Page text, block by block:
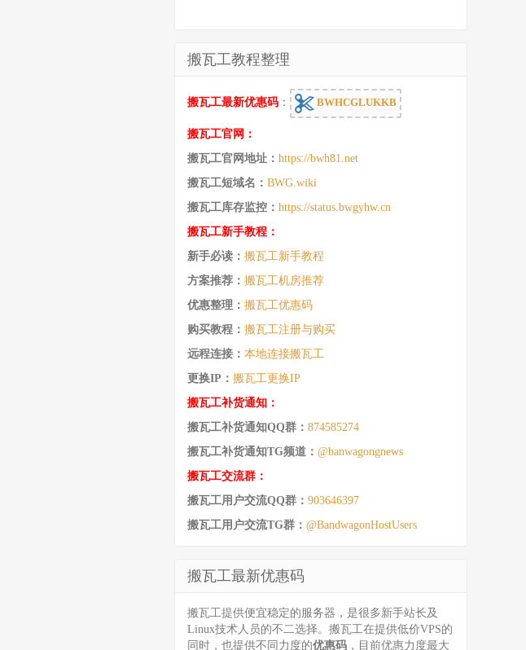
搬瓦工教程整理
搬瓦工最新优惠码 ： BWHCGLUKKB
搬瓦工官网：
搬瓦工官网地址： https://bwh81.net
搬瓦工短域名： BWG.wiki
搬瓦工库存监控： https://status.bwgyhw.cn
搬瓦工新手教程：
新手必读： 搬瓦工新手教程
方案推荐： 搬瓦工机房推荐
优惠整理： 搬瓦工优惠码
购买教程： 搬瓦工注册与购买
远程连接： 本地连接搬瓦工
更换IP： 搬瓦工更换IP
搬瓦工补货通知：
搬瓦工补货通知QQ群： 874585274
搬瓦工补货通知TG频道： @banwagongnews
搬瓦工交流群：
搬瓦工用户交流QQ群： 903646397
搬瓦工用户交流TG群： @BandwagonHostUsers
搬瓦工最新优惠码
搬瓦工提供便宜稳定的服务器，是很多新手站长及
Linux技术人员的不二选择。搬瓦工在提供低价VPS的
同时，也提供不同力度的优惠码 ，目前优惠力度最大